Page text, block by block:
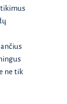
ne tik